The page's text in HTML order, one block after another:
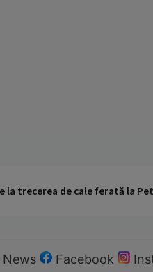
la trecerea de cale ferată la
News Facebook